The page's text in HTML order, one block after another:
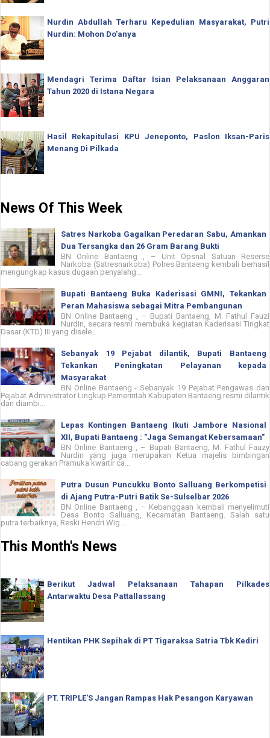
Nurdin Abdullah Terharu Kepedulian Masyarakat, Putri
Nurdin: Mohon Do'anya
Mendagri Terima Daftar Isian Pelaksanaan Anggaran
Tahun 2020 di Istana Negara
Hasil Rekapitulasi KPU Jeneponto, Paslon Iksan-Paris
Menang Di Pilkada
News Of This Week
Satres Narkoba Gagalkan Peredaran Sabu, Amankan
Dua Tersangka dan 26 Gram Barang Bukti
BN Online Bantaeng , – Unit Opsnal Satuan Reserse
Narkoba (Satresnarkoba) Polres Bantaeng kembali berhasil
mengungkap kasus dugaan penyalahg...
Bupati Bantaeng Buka Kaderisasi GMNI, Tekankan
Peran Mahasiswa sebagai Mitra Pembangunan
BN Online Bantaeng , – Bupati Bantaeng, M. Fathul Fauzi
Nurdin, secara resmi membuka kegiatan Kaderisasi Tingkat
Dasar (KTD) III yang disele...
Sebanyak 19 Pejabat dilantik, Bupati Bantaeng
Tekankan Peningkatan Pelayanan kepada
Masyarakat
BN Online Bantaeng - Sebanyak 19 Pejabat Pengawas dan
Pejabat Administrator Lingkup Pemerintah Kabupaten Bantaeng resmi dilantik
dan diambi...
Lepas Kontingen Bantaeng Ikuti Jambore Nasional
XII, Bupati Bantaeng : "Jaga Semangat Kebersamaan"
BN Online Bantaeng , – Bupati Bantaeng, M. Fathul Fauzy
Nurdin yang juga merupakan Ketua majelis bimbingan
cabang gerakan Pramuka kwartir ca...
Putra Dusun Puncukku Bonto Salluang Berkompetisi
di Ajang Putra-Putri Batik Se-Sulselbar 2026
BN Online Bantaeng , – Kebanggaan kembali menyelimuti
Desa Bonto Salluang, Kecamatan Bantaeng. Salah satu
putra terbaiknya, Reski Hendri Wig...
This Month's News
Berikut Jadwal Pelaksanaan Tahapan Pilkades
Antarwaktu Desa Pattallassang
Hentikan PHK Sepihak di PT Tigaraksa Satria Tbk Kediri
PT. TRIPLE'S Jangan Rampas Hak Pesangon Karyawan